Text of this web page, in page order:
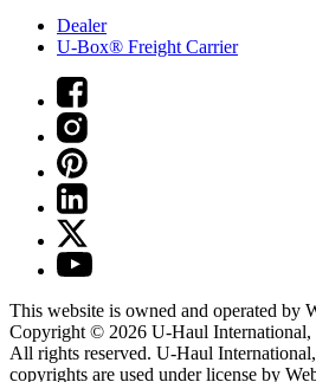
Dealer
U-Box® Freight Carrier
This website is owned and operated by
Copyright © 2026 U-Haul International,
All rights reserved. U-Haul
copyrights are used under license by